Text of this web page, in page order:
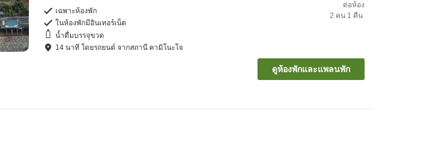
เฉพาะห้องพัก
ในห้องพักมีอินเทอร์เน็ต
น้ำดื่มบรรจุขวด
14 นาที โดยรถยนต์ จากสถานี คามิโนะโจ
ต่อห้อง
2 คน 1 คืน
ดูห้องพักและแพลนพัก